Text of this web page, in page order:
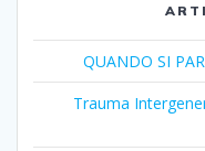
QUANDO SI
Trauma